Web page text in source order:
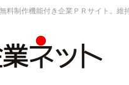
料制作機能付き企業ＰＲサイト。